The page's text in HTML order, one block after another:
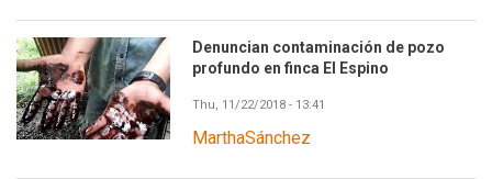
Denuncian contaminación de pozo
profundo en finca El Espino
Thu, 11/22/2018 - 13:41
MarthaSánchez